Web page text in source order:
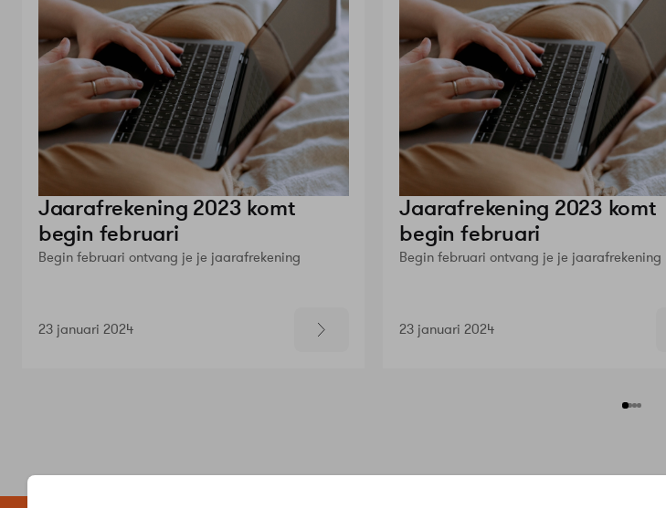
Jaarafrekening 2023 komt
begin februari
Begin februari ontvang je je jaarafrekening
23 januari 2024
Jaarafrekening 2023 komt
begin februari
Begin februari ontvang je je jaarafrekening
23 januari 2024